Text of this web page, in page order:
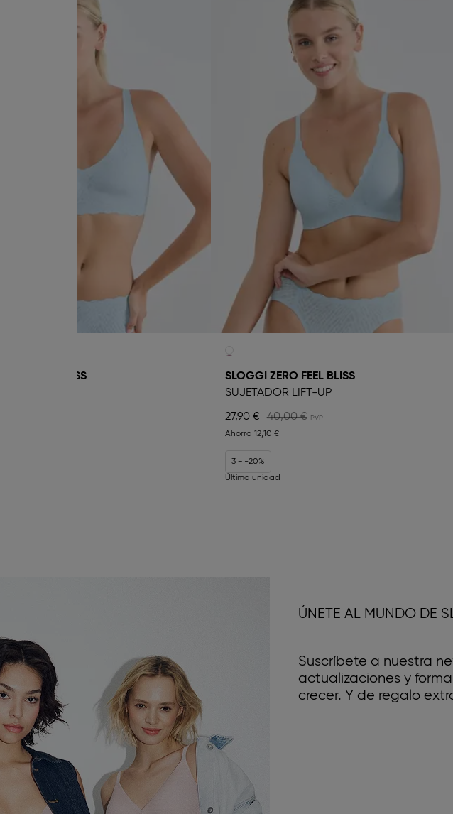
FEEL BLISS
SLOGGI ZERO FEEL BLISS
SUJETADOR LIFT-UP
27,90 € 40,00 €
Ahorra 12,10 €
3 = -20%
Última unidad
ÚNETE AL MUNDO DE
Suscríbete a nuestra
actualizaciones y
crecer. Y de regalo